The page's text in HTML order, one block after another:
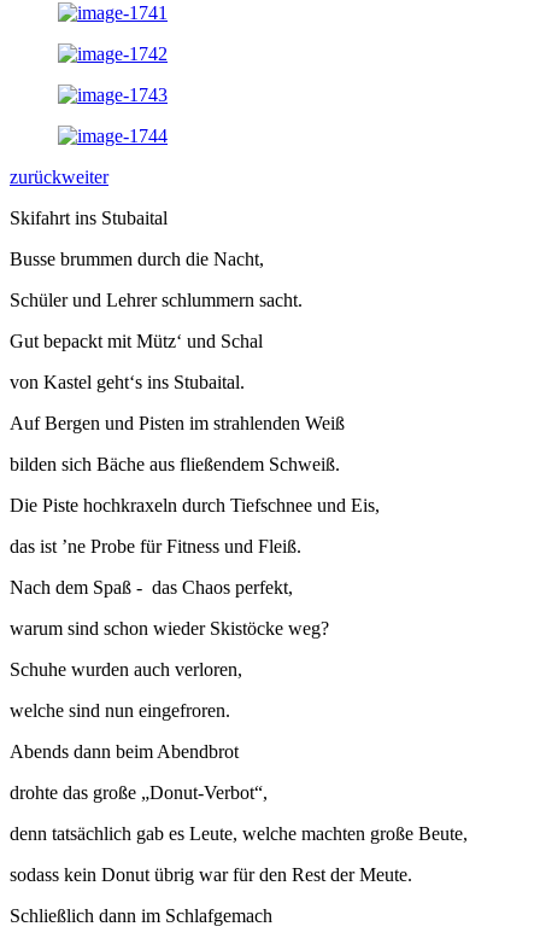
zurückweiter
Skifahrt ins Stubaital
Busse brummen durch die Nacht,
Schüler und Lehrer schlummern sacht.
Gut bepackt mit Mütz‘ und Schal
von Kastel geht‘s ins Stubaital.
Auf Bergen und Pisten im strahlenden Weiß
bilden sich Bäche aus fließendem Schweiß.
Die Piste hochkraxeln durch Tiefschnee und Eis,
das ist ’ne Probe für Fitness und Fleiß.
Nach dem Spaß - das Chaos perfekt,
warum sind schon wieder Skistöcke weg?
Schuhe wurden auch verloren,
welche sind nun eingefroren.
Abends dann beim Abendbrot
drohte das große „Donut-Verbot“,
denn tatsächlich gab es Leute, welche machten große Beute,
sodass kein Donut übrig war für den Rest der Meute.
Schließlich dann im Schlafgemach